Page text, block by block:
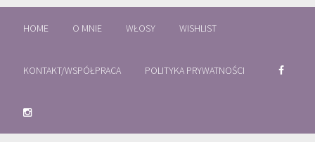
HOME O MNIE WŁOSY WISHLIST
KONTAKT/WSPÓŁPRACA POLITYKA PRYWATNOŚCI